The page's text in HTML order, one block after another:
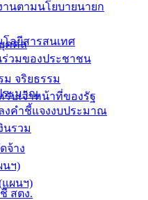
คคล
ม จริยธรรม
บเจ้าหน้าที่ของรัฐ
จ้าง
นฯ)
แผนฯ)
านตามนโยบายนายก
ลยีสารสนเทศ
ร่วมของประชาชน
ระมาณ
งคำชี้แจงงบประมาณ
นรวม
สตง.